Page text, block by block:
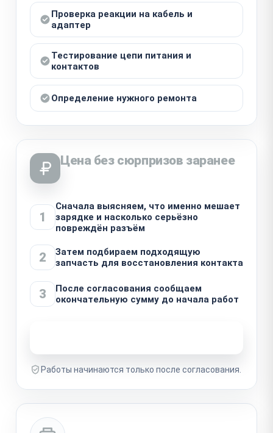
Проверка реакции на кабель и
адаптер
Тестирование цепи питания и
контактов
Определение нужного ремонта
Цена без сюрпризов заранее
1
Сначала выясняем, что именно мешает
зарядке и насколько серьёзно
повреждён разъём
2
Затем подбираем подходящую
запчасть для восстановления контакта
3
После согласования сообщаем
окончательную сумму до начала работ
Работы начинаются только после согласования.